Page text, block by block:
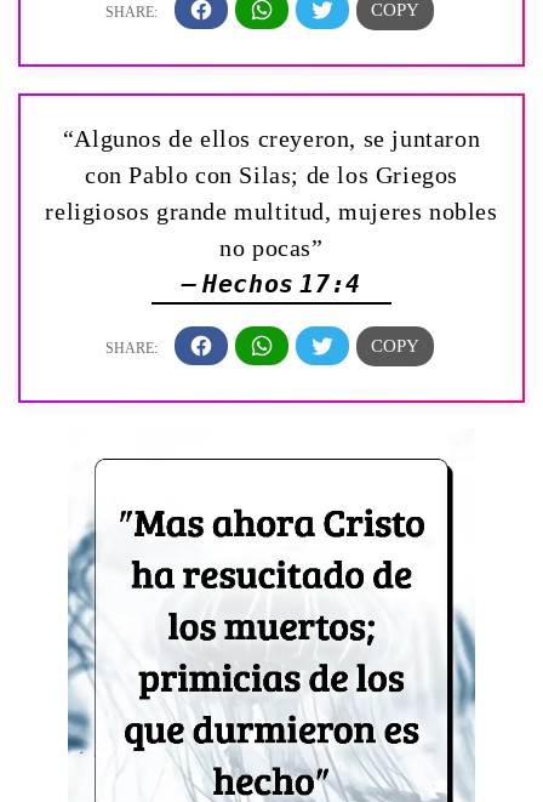
“Algunos de ellos creyeron, se juntaron
con Pablo con Silas; de los Griegos
religiosos grande multitud, mujeres nobles
no pocas”
— Hechos 17:4